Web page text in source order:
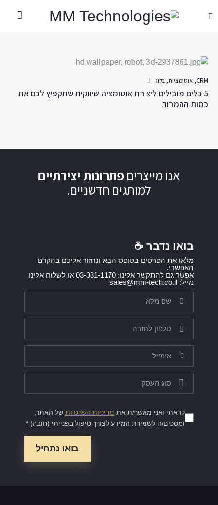
CRM
, אוטומציות, בלוג
5 כלים מובילים ליצירת אוטומציה שיווקית שתקפיץ לכם את
כמות ההמרות
אנו מייצרים פתרונות יצירתיים
למותגים חדשניים.
בואו נדבר ☕️
מלאו את הפרטים בטופס הבא ונחזור אליכם בהקדם
האפשרי.
אפשר גם להתקשר אלינו: 03-381-1170 או לשלוח אלינו
מייל: sales@mm-tech.co.il
קראתי ואני מאשר/ת את מדיניות הפרטיות של האתר,
ומסכים/ה לשמירת המידע לצורך טיפול בפנייתי (חובה) *